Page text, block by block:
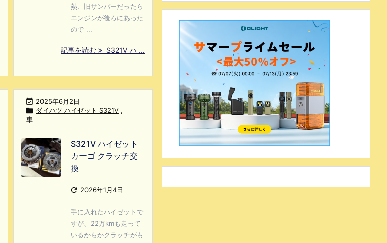
熱、旧サンバーだったら
エンジンが後ろにあった
ので ...
記事を読む S321V ハ ...
 2025年6月2日
 ダイハツ ハイゼット S321V ,
車
S321V ハイゼット
カーゴ クラッチ交
換
 2026年1月4日
手に入れたハイゼットで
すが、22万kmも走って
いるからかクラッチがも